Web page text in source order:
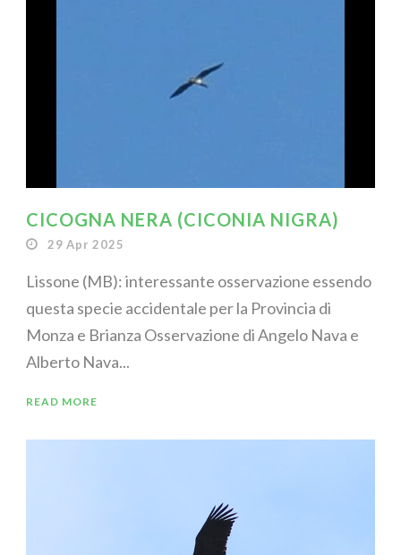
CICOGNA NERA (CICONIA NIGRA)
29 Apr 2025
Lissone (MB): interessante osservazione essendo
questa specie accidentale per la Provincia di
Monza e Brianza Osservazione di Angelo Nava e
Alberto Nava...
READ MORE